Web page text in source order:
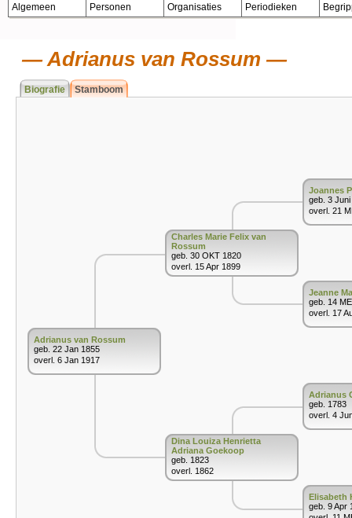
Algemeen Personen Organisaties Periodieken
Adrianus van Rossum
Biografie Stamboom
Adrianus van Rossum
geb. 22 Jan 1855
overl. 6 Jan 1917
Charles Marie Felix van
Rossum
geb. 30 OKT 1820
overl. 15 Apr 1899
Dina Louiza Henrietta
Adriana Goekoop
geb. 1823
overl. 1862
Joannes
geb. 3
overl. 21
Jeanne
geb. 14
overl. 17
Adrianus
geb. 1783
overl. 4
Elisabeth
geb. 9 Apr